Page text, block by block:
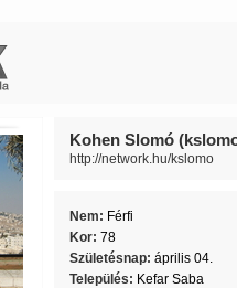
Kohen Slomó
http://network.hu/kslomo
Nem: Férfi
Kor: 78
Születésnap: április 04.
Település: Kefar Saba